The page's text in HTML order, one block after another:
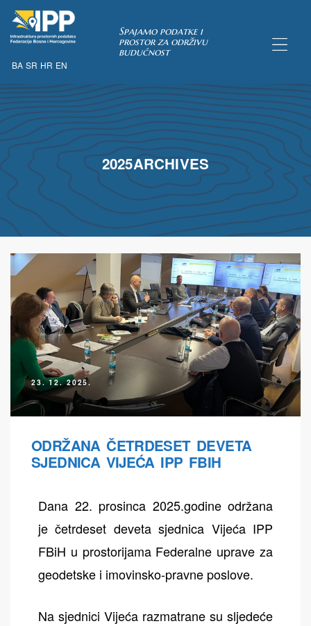
BA SR HR EN
Spajamo podatke i
prostor za održivu
budućnost
2025ARCHIVES
23. 12. 2025.
ODRŽANA ČETRDESET DEVETA
SJEDNICA VIJEĆA IPP FBIH
Dana 22. prosinca 2025.godine održana
je četrdeset deveta sjednica Vijeća IPP
FBiH u prostorijama Federalne uprave za
geodetske i imovinsko-pravne poslove.
Na sjednici Vijeća razmatrane su sljedeće
uvjeta